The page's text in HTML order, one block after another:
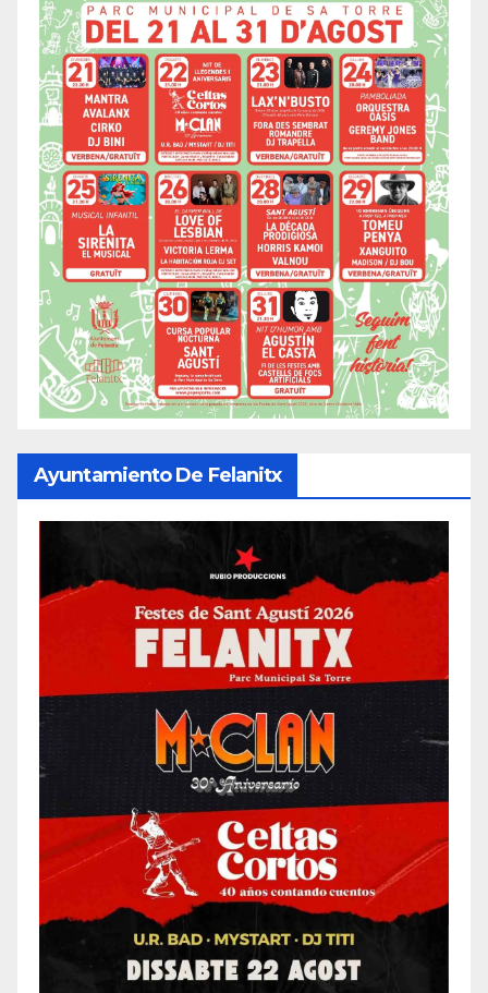
Ayuntamiento De Felanitx